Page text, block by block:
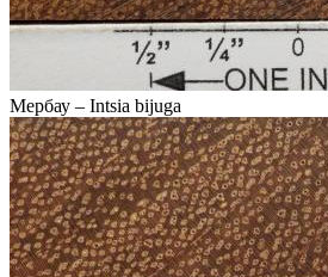
Мербау – Intsia bijuga